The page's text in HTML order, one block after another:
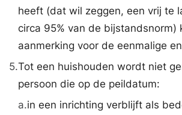
heeft (dat wil zeggen, een vrij te
circa 95% van de bijstandsnorm)
aanmerking voor de eenmalige
5.Tot een huishouden wordt niet
persoon die op de peildatum:
a.in een inrichting verblijft als